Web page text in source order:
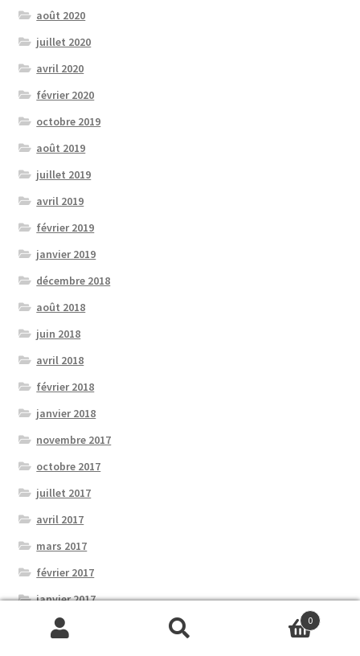
août 2020
juillet 2020
avril 2020
février 2020
octobre 2019
août 2019
juillet 2019
avril 2019
février 2019
janvier 2019
décembre 2018
août 2018
juin 2018
avril 2018
février 2018
janvier 2018
novembre 2017
octobre 2017
juillet 2017
avril 2017
mars 2017
février 2017
janvier 2017
décembre 2016
Recherche
Recherche
0